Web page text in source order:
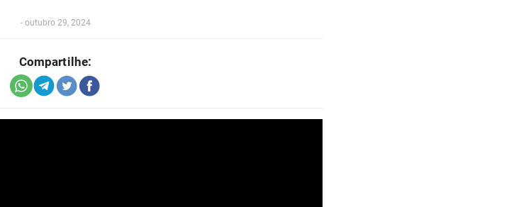
- outubro 29, 2024
Compartilhe: